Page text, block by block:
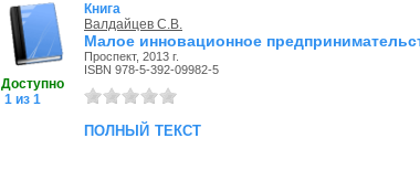
Доступно
1 из 1
Книга
Валдайцев С.В.
Малое инновационное
Проспект, 2013 г.
ISBN 978-5-392-09982-5
полный текст